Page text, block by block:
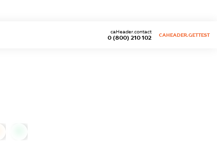
0 (800) 210 102
caHeader.contact
CAHEADER.GETTEST